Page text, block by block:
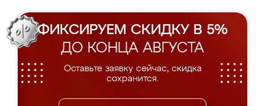
ФИКСИРУЕМ СКИДКУ В 5%
ДО КОНЦА АВГУСТА
Оставьте заявку сейчас, скидка
сохранится.